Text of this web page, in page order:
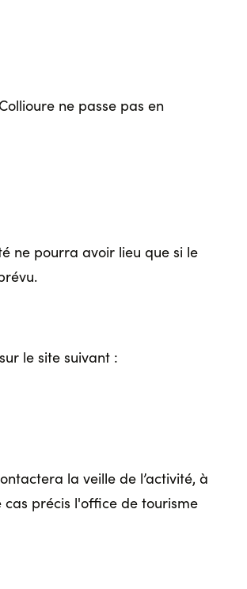
ne passe pas en
ne pourra avoir lieu que si le
le site suivant :
la veille de l’activité, à
cas précis l'office de tourisme